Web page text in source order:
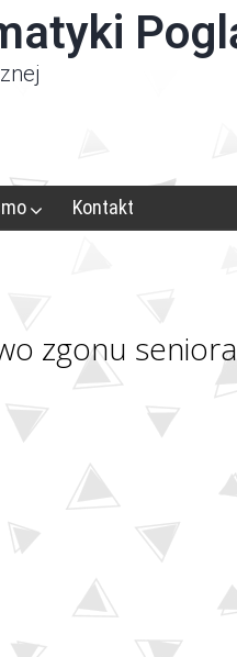
Kontakt
zgonu seniora